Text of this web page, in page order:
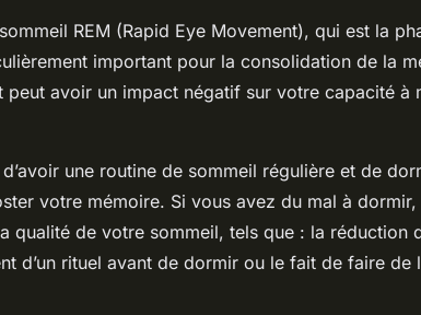
REM (Rapid Eye Movement), qui est la
important pour la consolidation de la
peut avoir un impact négatif sur votre capacité à
une routine de sommeil régulière et de
votre mémoire. Si vous avez du mal à
qualité de votre sommeil, tels que : la réduction
d’un rituel avant de dormir ou le fait de faire de